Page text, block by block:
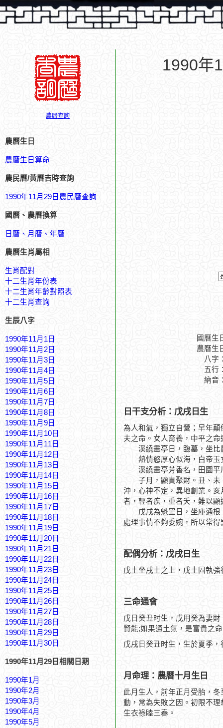
農曆查詢
農曆生日
農曆生日算命
農民曆/黃曆吉時查詢
1990年11月29日農民曆查詢
國曆、農曆換算
日曆、月曆、年曆
農曆生肖屬相
生肖配對
十二生肖年份表
十二生肖年齡對照表
十二生肖查詢
生辰八字
1990年11月1日
1990年11月2日
1990年11月3日
1990年11月4日
1990年11月5日
1990年11月6日
1990年11月7日
1990年11月8日
1990年11月9日
1990年11月10日
1990年11月11日
1990年11月12日
1990年11月13日
1990年11月14日
1990年11月15日
1990年11月16日
1990年11月17日
1990年11月18日
1990年11月19日
1990年11月20日
1990年11月21日
1990年11月22日
1990年11月23日
1990年11月24日
1990年11月25日
1990年11月26日
1990年11月27日
1990年11月28日
1990年11月29日
1990年11月30日
1990年11月29日相關日期
1990年1月
1990年2月
1990年3月
1990年4月
1990年5月
1990年
國曆生
農曆生
八字
五行
納音
日干支分析：戊戌日生
為人和氣，獨立自營；早年
夫之命。女人育養，中平之命
溪繞畫亭日，臨墓，坐比
熱情憨厚心似海，白帝玉
溪繞畫亭芳香名，田園平
子月，顯貴聚財。丑、未
沖，心神不定，異地創業。
者，輕者疾，重者夭，難以顯
戊戌為魁罡日，坐庫通根
處理事情不夠委婉，所以常得
配偶分析：戊戌日生
戊土坐戌土之上，戊土固執
三命通會
戊日癸丑时生，戊用癸為妻
賢能;如果通土氣，是富貴之
戊戌日癸丑时生，生於夏季
月命理：農曆十月生日
此月生人，前年正月受胎，
動，常為失敗之因。初限不
生衣祿睦三春。